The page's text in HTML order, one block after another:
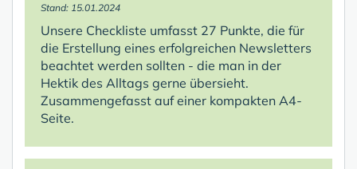
Stand: 15.01.2024
Unsere Checkliste umfasst 27 Punkte, die für
die Erstellung eines erfolgreichen Newsletters
beachtet werden sollten - die man in der
Hektik des Alltags gerne übersieht.
Zusammengefasst auf einer kompakten A4-
Seite.